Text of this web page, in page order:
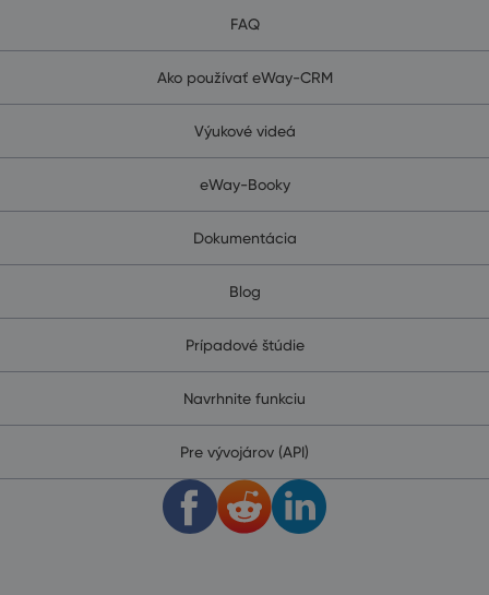
FAQ
Ako používať eWay-CRM
Výukové videá
eWay-Booky
Dokumentácia
Blog
Prípadové štúdie
Navrhnite funkciu
Pre vývojárov (API)